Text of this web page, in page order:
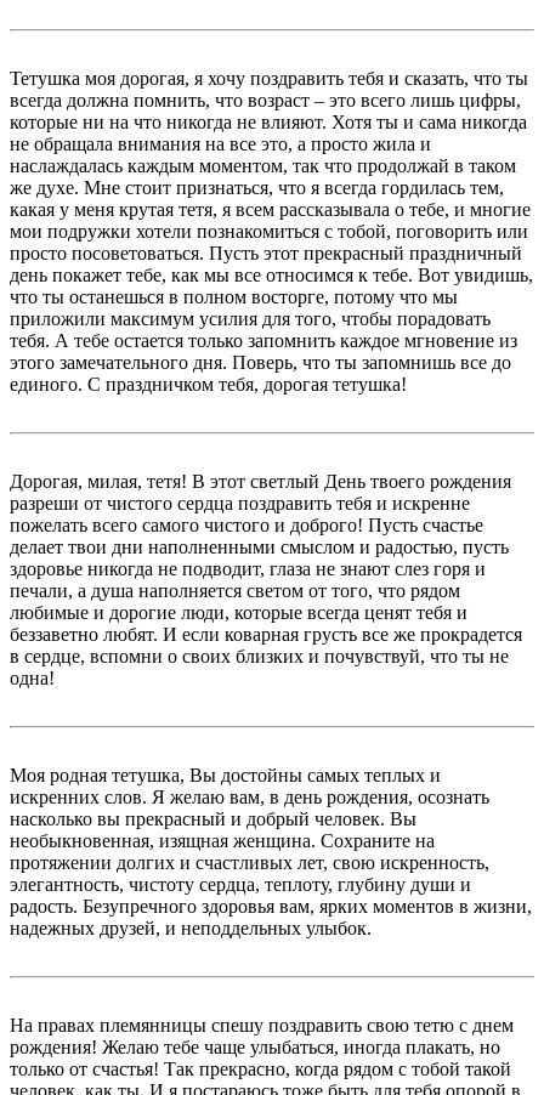
Тетушка моя дорогая, я хочу поздравить тебя и сказать, что ты
всегда должна помнить, что возраст – это всего лишь цифры,
которые ни на что никогда не влияют. Хотя ты и сама никогда
не обращала внимания на все это, а просто жила и
наслаждалась каждым моментом, так что продолжай в таком
же духе. Мне стоит признаться, что я всегда гордилась тем,
какая у меня крутая тетя, я всем рассказывала о тебе, и многие
мои подружки хотели познакомиться с тобой, поговорить или
просто посоветоваться. Пусть этот прекрасный праздничный
день покажет тебе, как мы все относимся к тебе. Вот увидишь,
что ты останешься в полном восторге, потому что мы
приложили максимум усилия для того, чтобы порадовать
тебя. А тебе остается только запомнить каждое мгновение из
этого замечательного дня. Поверь, что ты запомнишь все до
единого. С праздничком тебя, дорогая тетушка!
Дорогая, милая, тетя! В этот светлый День твоего рождения
разреши от чистого сердца поздравить тебя и искренне
пожелать всего самого чистого и доброго! Пусть счастье
делает твои дни наполненными смыслом и радостью, пусть
здоровье никогда не подводит, глаза не знают слез горя и
печали, а душа наполняется светом от того, что рядом
любимые и дорогие люди, которые всегда ценят тебя и
беззаветно любят. И если коварная грусть все же прокрадется
в сердце, вспомни о своих близких и почувствуй, что ты не
одна!
Моя родная тетушка, Вы достойны самых теплых и
искренних слов. Я желаю вам, в день рождения, осознать
насколько вы прекрасный и добрый человек. Вы
необыкновенная, изящная женщина. Сохраните на
протяжении долгих и счастливых лет, свою искренность,
элегантность, чистоту сердца, теплоту, глубину души и
радость. Безупречного здоровья вам, ярких моментов в жизни,
надежных друзей, и неподдельных улыбок.
На правах племянницы спешу поздравить свою тетю с днем
рождения! Желаю тебе чаще улыбаться, иногда плакать, но
только от счастья! Так прекрасно, когда рядом с тобой такой